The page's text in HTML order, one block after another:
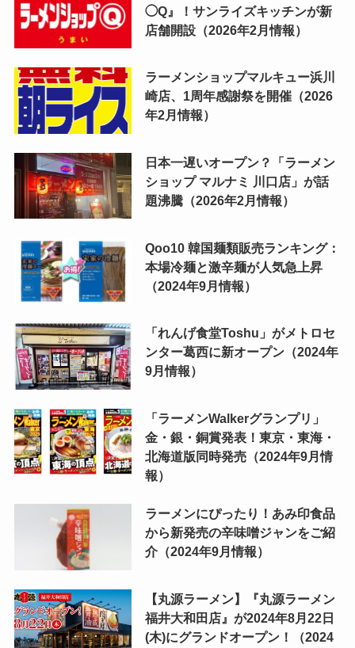
◯Q』！サンライズキッチンが新
店舗開設（2026年2月情報）
ラーメンショップマルキュー浜川
崎店、1周年感謝祭を開催（2026
年2月情報）
日本一遅いオープン？「ラーメン
ショップ マルナミ 川口店」が話
題沸騰（2026年2月情報）
Qoo10 韓国麺類販売ランキング：
本場冷麺と激辛麺が人気急上昇
（2024年9月情報）
「れんげ食堂Toshu」がメトロセ
ンター葛西に新オープン（2024年
9月情報）
「ラーメンWalkerグランプリ」
金・銀・銅賞発表！東京・東海・
北海道版同時発売（2024年9月情
報）
ラーメンにぴったり！あみ印食品
から新発売の辛味噌ジャンをご紹
介（2024年9月情報）
【丸源ラーメン】『丸源ラーメン
福井大和田店』が2024年8月22日
(木)にグランドオープン！（2024